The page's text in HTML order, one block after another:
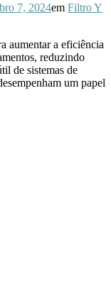
7, 2024em Filtro Y
aumentar a eficiência
reduzindo
de sistemas de
um papel